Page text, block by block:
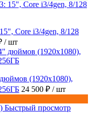
Core i3/4gen, 8/128
/ шт
(1920x1080),
24 500 ₽ / шт
Быстрый просмотр